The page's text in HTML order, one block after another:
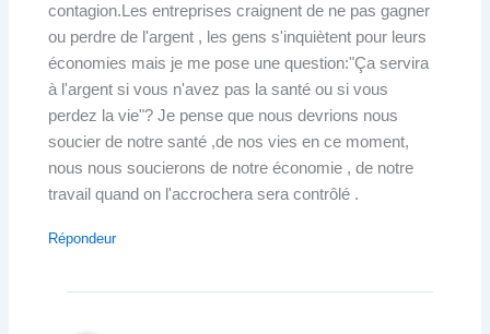
contagion.Les entreprises craignent de ne pas gagner
ou perdre de l'argent , les gens s'inquiètent pour leurs
économies mais je me pose une question:"Ça servira
à l'argent si vous n'avez pas la santé ou si vous
perdez la vie"? Je pense que nous devrions nous
soucier de notre santé ,de nos vies en ce moment,
nous nous soucierons de notre économie , de notre
travail quand on l'accrochera sera contrôlé .
Répondeur